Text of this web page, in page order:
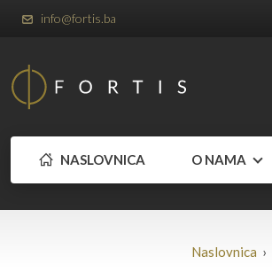
info@fortis.ba
NASLOVNICA O NAMA
Naslovnica ›